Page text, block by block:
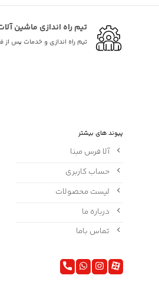
تیم راه اندازی ماشین
تیم راه اندازی و خدمات پس از
پیوند های بیشتر
آلا فرس مبنا
حساب کاربری
لیست محصولات
درباره ما
تماس باما